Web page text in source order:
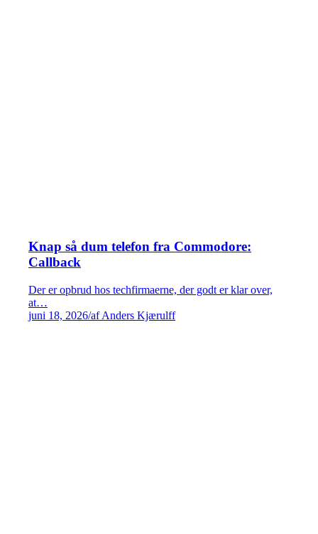
Knap så dum telefon fra Commodore:
Callback
Der er opbrud hos techfirmaerne, der godt er klar over,
at…
juni 18, 2026/af Anders Kjærulff